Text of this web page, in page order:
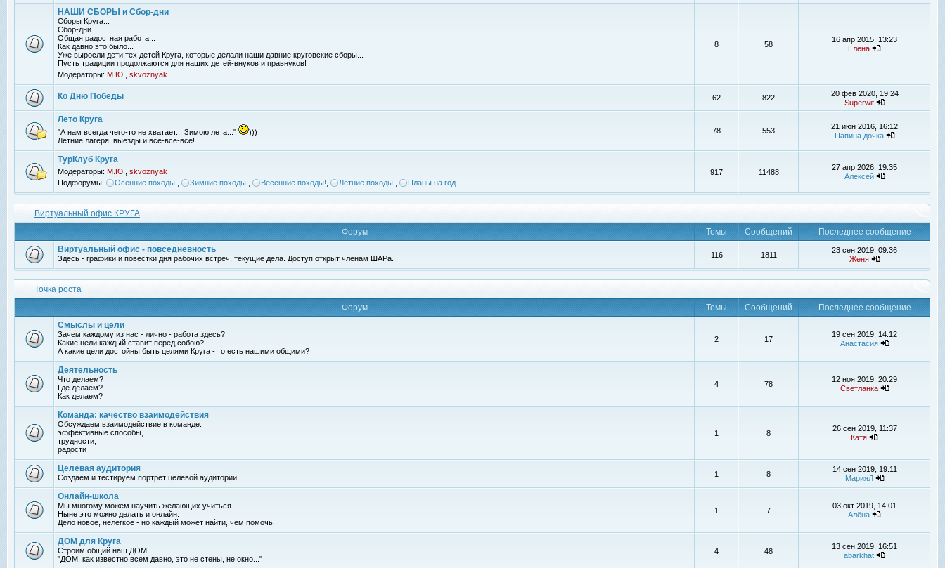
НАШИ СБОРЫ и Сбор-дни
Сборы Круга...
Сбор-дни...
Общая радостная работа...
Как давно это было...
Уже выросли дети тех детей Круга, которые делали наши давние круговские сборы...
Пусть традиции продолжаются для наших детей-внуков и правнуков!
Модераторы: М.Ю. skvoznyak
8 58
16 апр 2015, 13:23
Елена
Ко Дню Победы 62 822
20 фев 2020, 19:24
Superwit
Лето Круга
"А нам всегда чего-то не хватает... Зимою лета..."
)))
Летние лагеря, выезды и все-все-все!
78 553
21 июн 2016, 16:12
Папина дочка
ТурКлуб Круга
Модераторы: М.Ю.
skvoznyak
Подфорумы:
Осенние походы! Зимние походы! Весенние походы! Летние походы! Планы на год.
917 11488
27 апр 2026, 19:35
Алексей
Виртуальный офис КРУГА
Форум
Темы Сообщений
Последнее сообщение
Виртуальный офис - повседневность
Здесь - графики и повестки дня рабочих встреч, текущие дела. Доступ открыт членам ШАРа. 116 1811
23 сен 2019, 09:36
Женя
Точка роста
Форум
Темы Сообщений
Последнее сообщение
Смыслы и цели
Зачем каждому из нас - лично - работа здесь?
Какие цели каждый ставит перед собою?
А какие цели достойны быть целями Круга - то есть нашими общими?
2 17
19 сен 2019, 14:12
Анастасия
Деятельность
Что делаем?
Где делаем?
Как делаем?
4 78
12 ноя 2019, 20:29
Светланка
Команда: качество взаимодействия
Обсуждаем взаимодействие в команде:
эффективные способы,
трудности,
радости
1 8
26 сен 2019, 11:37
Катя
Целевая аудитория
Создаем и тестируем портрет целевой аудитории 1 8
14 сен 2019, 19:11
МарияЛ
Онлайн-школа
Мы многому можем научить желающих учиться.
Ныне это можно делать и онлайн.
Дело новое, нелегкое - но каждый может найти, чем помочь.
1 7
03 окт 2019, 14:01
Алёна
ДОМ для Круга
Строим общий наш ДОМ.
"ДОМ, как известно всем давно, это не стены, не окно..."
4 48
13 сен 2019, 16:51
abarkhat